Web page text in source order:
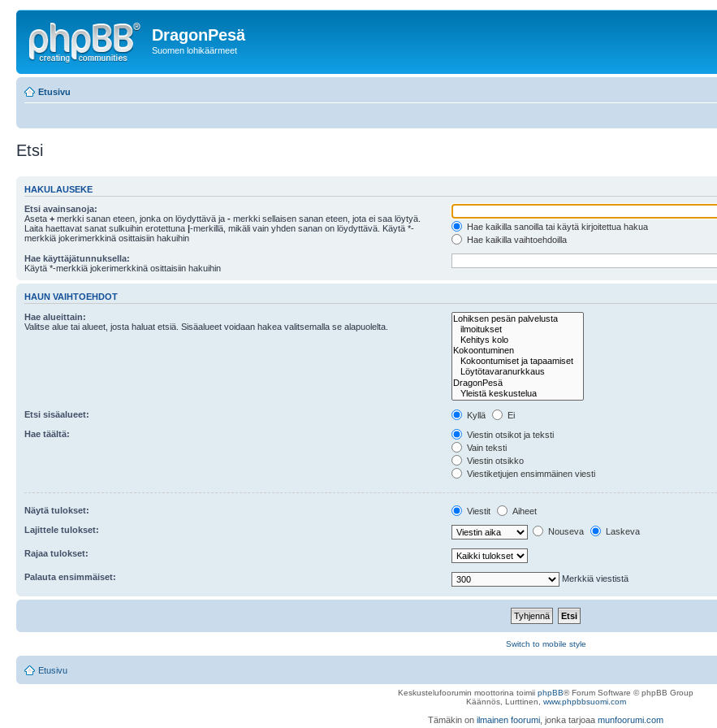
DragonPesä
Suomen lohikäärmeet
Etusivu
Etsi
HAKULAUSEKE
Etsi avainsanoja:
Aseta + merkki sanan eteen, jonka on löydyttävä ja - merkki sellaisen sanan eteen, jota ei saa löytyä.
Laita haettavat sanat sulkuihin erotettuna |-merkillä, mikäli vain yhden sanan on löydyttävä. Käytä *-
merkkiä jokerimerkkinä osittaisiin hakuihin
Hae kaikilla sanoilla tai käytä kirjoitettua hakua
Hae kaikilla vaihtoehdoilla
Hae käyttäjätunnuksella:
Käytä *-merkkiä jokerimerkkinä osittaisiin hakuihin
HAUN VAIHTOEHDOT
Hae alueittain:
Valitse alue tai alueet, josta haluat etsiä. Sisäalueet voidaan hakea valitsemalla se alapuolelta.
Etsi sisäalueet: Kyllä
Ei
Hae täältä:
Viestin otsikot ja teksti
Vain teksti
Viestin otsikko
Viestiketjujen ensimmäinen viesti
Näytä tulokset: Viestit
Aiheet
Lajittele tulokset:
Nouseva Laskeva
Rajaa tulokset:
Palauta ensimmäiset: Merkkiä viestistä
Switch to mobile style
Etusivu
Keskustelufoorumin moottorina toimii phpBB® Forum Software © phpBB Group
Käännös, Lurttinen, www.phpbbsuomi.com
Tämäkin on ilmainen foorumi , jonka tarjoaa munfoorumi.com